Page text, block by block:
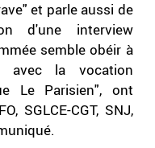
et parle aussi de
d'une interview
semble obéir à
avec la vocation
Le Parisien", ont
SGLCE-CGT, SNJ,